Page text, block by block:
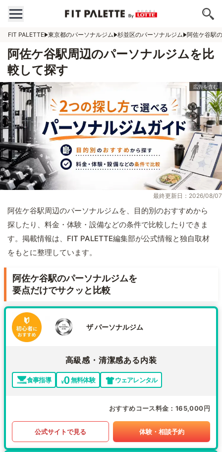
FIT PALETTE 東京都のパーソナルジム 杉並区のパーソナルジム 阿佐ケ谷駅
阿佐ケ谷駅周辺のパーソナルジムを比
較して探す
最終更新日：2026/08/07
阿佐ケ谷駅周辺のパーソナルジムを、目的別のおすすめから
探したり、料金・体験・設備などの条件で比較したりできま
す。掲載情報は、FIT PALETTE編集部が公式情報と独自取材
をもとに整理しています。
阿佐ケ谷駅のパーソナルジムを
要点だけでサクッと比較
ザ パーソナルジム
高級感・清潔感ある内装
食事指導 無料体験 ウェアレンタル
おすすめコース料金 165,000円
公式サイトで見る 体験・相談予約